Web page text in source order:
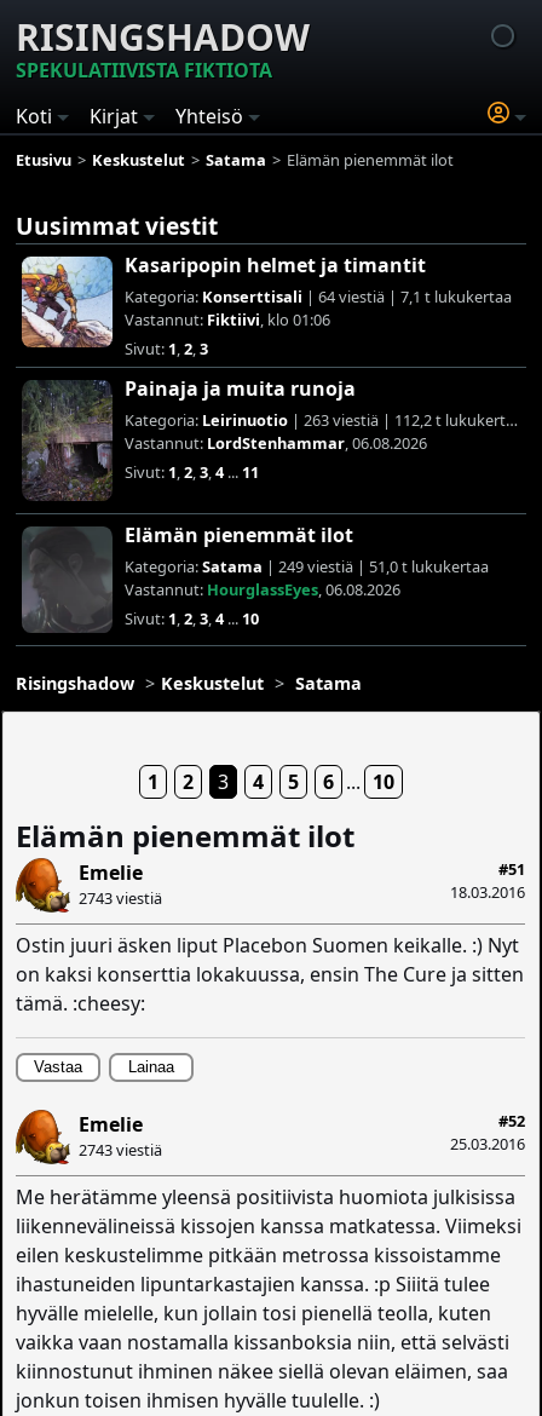
RISINGSHADOW
SPEKULATIIVISTA FIKTIOTA
Koti
Kirjat Yhteisö
Etusivu Keskustelut Satama Elämän pienemmät ilot
Uusimmat viestit
Kasaripopin helmet ja timantit
Kategoria: Konserttisali | 64 viestiä | 7,1 t lukukertaa
Vastannut: Fiktiivi , klo 01:06
Sivut: 1 ,2 ,3
Painaja ja muita runoja
Kategoria: Leirinuotio | 263 viestiä | 112,2 t lukukertaa
Vastannut: LordStenhammar , 06.08.2026
Sivut: 1 ,2 ,3 ,4... 11
Elämän pienemmät ilot
Kategoria:Satama | 249 viestiä | 51,0 t lukukertaa
Vastannut: HourglassEyes , 06.08.2026
Sivut: 1 ,2 ,3 ,4... 10
Risingshadow Keskustelut Satama
1 2 3 4 5 6 ... 10
Elämän pienemmät ilot
#51
18.03.2016
Emelie
2743 viestiä
Ostin juuri äsken liput Placebon Suomen keikalle. :) Nyt
on kaksi konserttia lokakuussa, ensin The Cure ja sitten
tämä. :cheesy:
Vastaa Lainaa
#52
25.03.2016
Emelie
2743 viestiä
Me herätämme yleensä positiivista huomiota julkisissa
liikennevälineissä kissojen kanssa matkatessa. Viimeksi
eilen keskustelimme pitkään metrossa kissoistamme
ihastuneiden lipuntarkastajien kanssa. :p Siiitä tulee
hyvälle mielelle, kun jollain tosi pienellä teolla, kuten
vaikka vaan nostamalla kissanboksia niin, että selvästi
kiinnostunut ihminen näkee siellä olevan eläimen, saa
jonkun toisen ihmisen hyvälle tuulelle. :)